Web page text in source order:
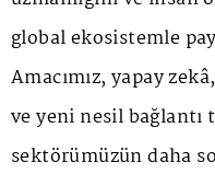
global ekosistemle
Amacımız, yapay
ve yeni nesil
sektörümüzün daha